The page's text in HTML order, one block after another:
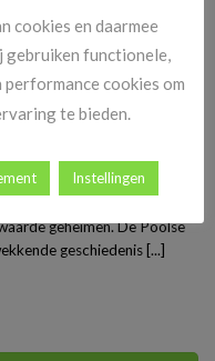
charme van
geheimen. De Poolse
geschiedenis [...]
cookies en daarmee
functionele,
cookies om
te bieden.
Instellingen